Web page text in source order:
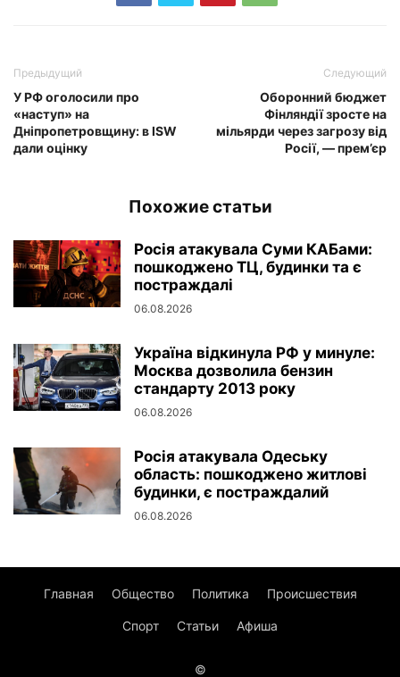
Предыдущий
У РФ оголосили про
«наступ» на
Дніпропетровщину: в ISW
дали оцінку
Следующий
Оборонний бюджет
Фінляндії зросте на
мільярди через загрозу від
Росії, — прем’єр
Похожие статьи
Росія атакувала Суми КАБами:
пошкоджено ТЦ, будинки та є
постраждалі
06.08.2026
Україна відкинула РФ у минуле:
Москва дозволила бензин
стандарту 2013 року
06.08.2026
Росія атакувала Одеську
область: пошкоджено житлові
будинки, є постраждалий
06.08.2026
Главная Общество Политика Происшествия
Спорт Статьи Афиша
©